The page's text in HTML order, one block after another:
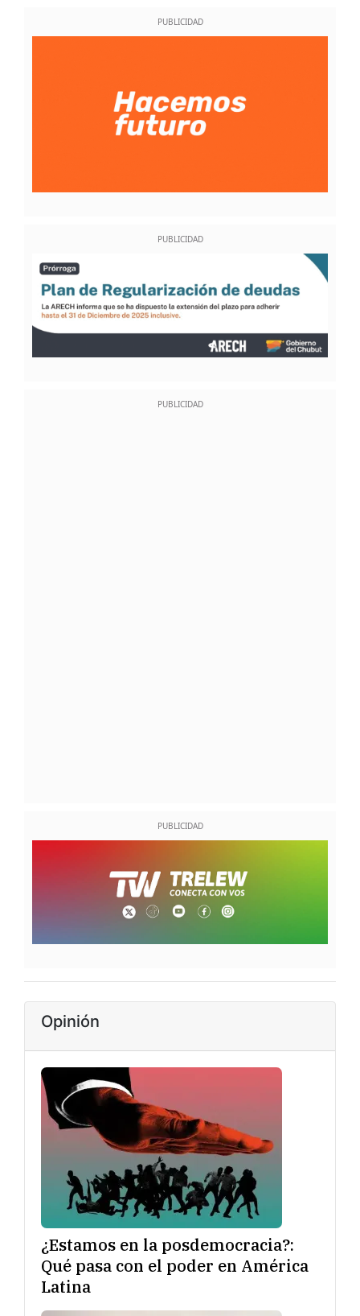
Opinión
¿Estamos en la posdemocracia?:
Qué pasa con el poder en América
Latina